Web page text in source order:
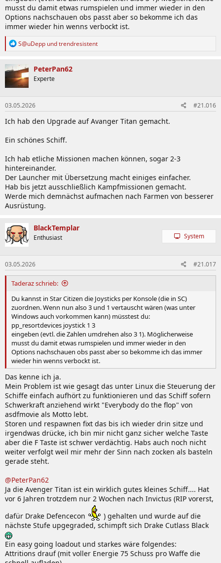
musst du damit etwas rumspielen und immer wieder in den
Options nachschauen obs passt aber so bekomme ich das
immer wieder hin wenns verbockt ist.
R
k
t
i
o
n
e
n
:
S@uDepp undtrendresistent
PeterPan62
Experte
03.05.2026 #21.016
Ich hab den Upgrade auf Avanger Titan gemacht.
Ein schönes Schiff.
Ich hab etliche Missionen machen können, sogar 2-3
hintereinander.
Der Launcher mit Übersetzung macht einiges einfacher.
Hab bis jetzt ausschließlich Kampfmissionen gemacht.
Werde mich demnächst aufmachen nach Farmen von besserer
Ausrüstung.
BlackTemplar
Enthusiast System
03.05.2026 #21.017
Taderaz schrieb:
Du kannst in Star Citizen die Joysticks per Konsole (die in SC)
zuordnen. Wenn nun also 3 und 1 vertauscht wären (was unter
Windows auch vorkommen kann) müsstest du:
pp_resortdevices joystick 1 3
eingeben (evtl. die Zahlen umdrehen also 3 1). Möglicherweise
musst du damit etwas rumspielen und immer wieder in den
Options nachschauen obs passt aber so bekomme ich das immer
wieder hin wenns verbockt ist.
Das kenne ich ja.
Mein Problem ist wie gesagt das unter Linux die Steuerung der
Schiffe einfach aufhört zu funktionieren und das Schiff sofern
Schwerkraft anziehend wirkt "Everybody do the flop" von
asdfmovie als Motto lebt.
Storen und respawnen fixt das bis ich wieder drin sitze und
irgendwas drücke, ich bin mir nicht ganz sicher welche Taste
aber die F Taste ist schwer verdächtig. Habs auch noch nicht
weiter verfolgt weil mir mehr der Sinn nach zocken als basteln
gerade steht.
@PeterPan62
Ja die Avenger Titan ist ein wirklich gutes kleines Schiff.... Hat
vor 6 Jahren trotzdem nur 2 Wochen nach Invictus (RIP vorerst,
dafür Drake Defencecon
) gehalten und wurde auf die
nächste Stufe upgegraded, schimpft sich Drake Cutlass Black
Ein easy going loadout und starkes wäre folgendes:
Attritions drauf (mit voller Energie 75 Schuss pro Waffe die